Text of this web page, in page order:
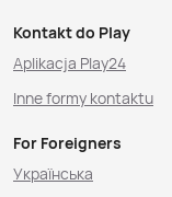
Kontakt do Play
Aplikacja Play24
Inne formy kontaktu
For Foreigners
Українська